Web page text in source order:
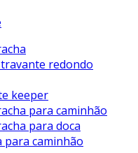
redondo
keeper
para caminhão
para doca
para caminhão